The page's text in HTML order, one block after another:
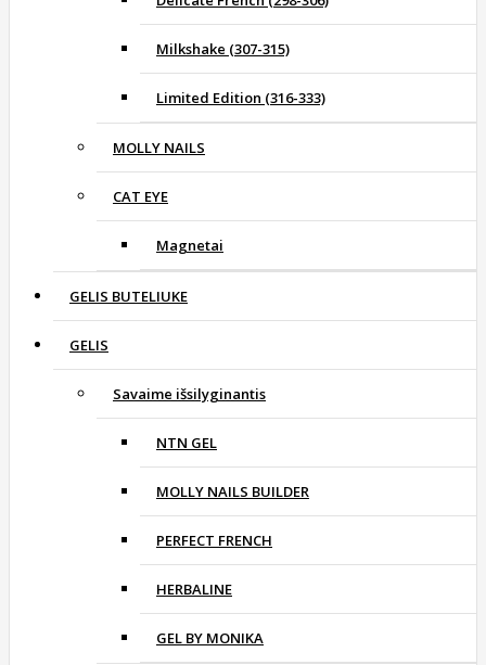
Milkshake (307-315)
Limited Edition (316-333)
MOLLY NAILS
CAT EYE
Magnetai
GELIS BUTELIUKE
GELIS
Savaime išsilyginantis
NTN GEL
MOLLY NAILS BUILDER
PERFECT FRENCH
HERBALINE
GEL BY MONIKA